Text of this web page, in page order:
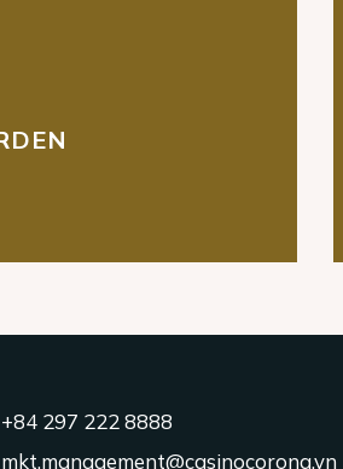
+84 297 222 8888
mkt.management@casinocorona.vn